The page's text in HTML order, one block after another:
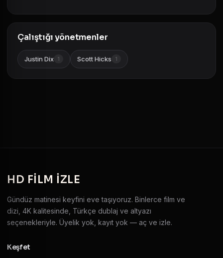
Çalıştığı yönetmenler
Justin Dix 1 Scott Hicks 1
HD FILM IZLE
Gündüz matinesi keyfini eve taşıyoruz. Binlerce film ve
dizi, 4K kalitesinde, Türkçe dublaj ve altyazı
seçenekleriyle. Üyelik yok, kayıt yok — aç ve izle.
Keşfet